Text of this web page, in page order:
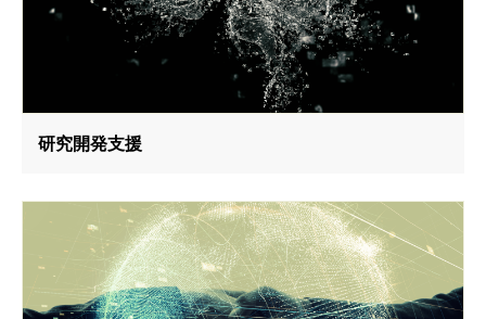
研究開発支援